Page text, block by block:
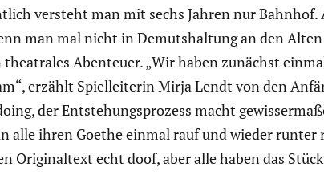
versteht man mit sechs Jahren nur Bahnhof.
man mal nicht in Demuts­hal­tung an den
Abenteuer. „Wir haben zunächst
erzählt Spiel­lei­terin Mirja Lendt von den
der Entste­hungs­pro­zess macht
alle ihren Goethe einmal rauf und wieder
echt doof, aber alle haben das